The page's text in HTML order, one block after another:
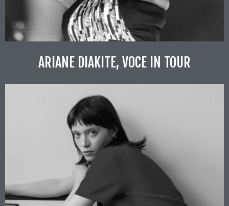
ARIANE DIAKITE, VOCE IN TOUR